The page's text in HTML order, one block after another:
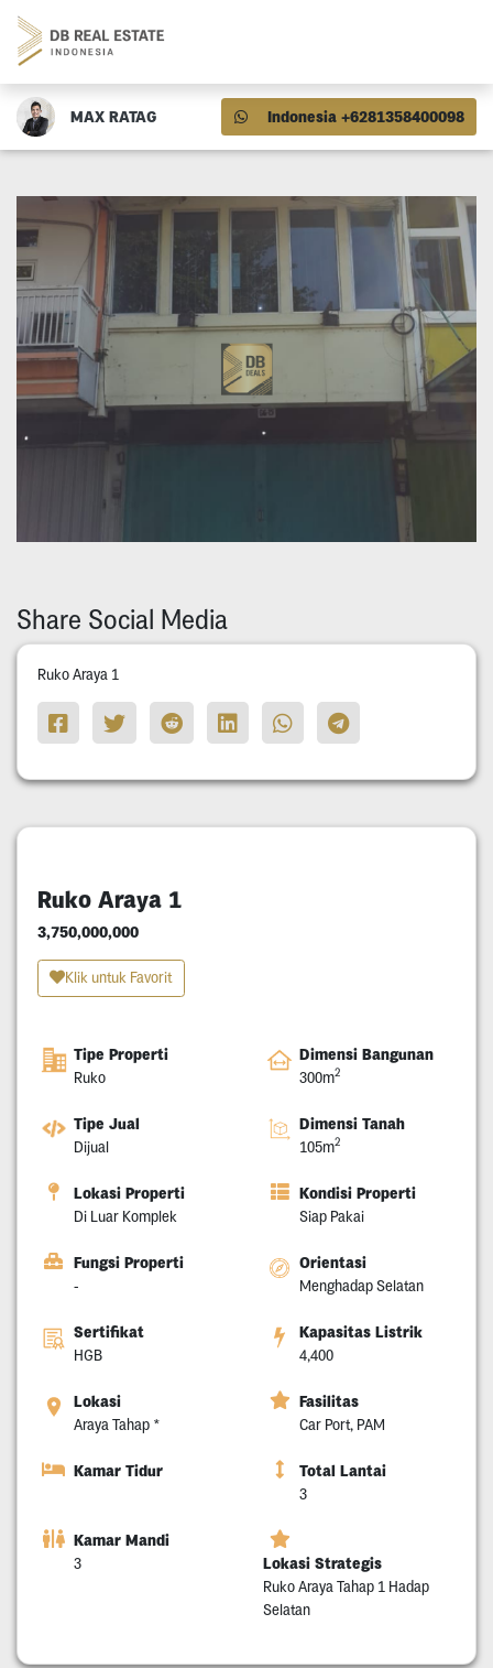
MAX RATAG Indonesia +6281358400098
Share Social Media
Ruko Araya 1
Ruko Araya 1
3,750,000,000
Klik untuk Favorit
Tipe Properti
Ruko
Dimensi Bangunan
300m2
Tipe Jual
Dijual
Dimensi Tanah
105m2
Lokasi Properti
Di Luar Komplek
Kondisi Properti
Siap Pakai
Fungsi Properti
-
Orientasi
Menghadap Selatan
Sertifikat
HGB
Kapasitas Listrik
4,400
Lokasi
Araya Tahap *
Fasilitas
Car Port, PAM
Kamar Tidur Total Lantai
3
Kamar Mandi
3 Lokasi Strategis
Ruko Araya Tahap 1 Hadap
Selatan